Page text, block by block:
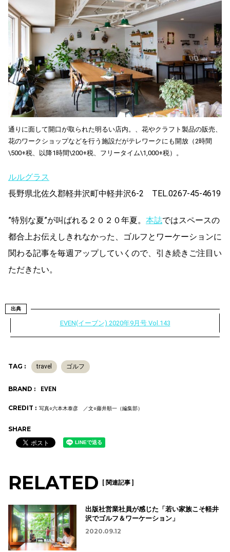
通りに面して開口が取られた明るい店内。、花やクラフト製品の販売、
花のワークショップなどを行う施設だがテレワークにも開放（2時間
\500+税、以降1時間\200+税、フリータイム\1,000+税）。
ルルグラス
長野県北佐久郡軽井沢町中軽井沢6-2 TEL.0267-45-4619
”特別な夏”が叫ばれる２０２０年夏。 本誌ではスペースの
都合上お伝えしきれなかった、ゴルフとワーケーションに
関わる記事を毎週アップしていくので、引き続きご注目い
ただきたい。
出典
EVEN(イーブン) 2020年9月号 Vol.143
TAG : travel ゴルフ
BRAND : EVEN
CREDIT : 写真○六本木泰彦 ／文○藤井順一（編集部）
SHARE
RELATED [ 関連記事 ]
出版社営業社員が感じた「若い家族こそ軽井
沢でゴルフ＆ワーケーション」
2020.09.12